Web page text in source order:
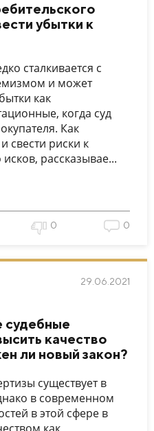
убытки к
сталкивается с
и может
как
когда суд
Как
свести риски к
рассказывае...
0 0
29.06.2021
судебные
качество
ли новый закон?
существует в
в современном
в этой сфере в